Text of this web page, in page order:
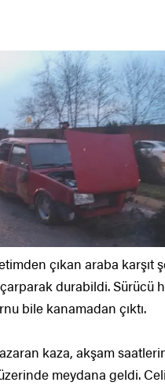
çıkan araba karşıt
durabildi. Sürücü
bile kanamadan çıktı.
kaza, akşam
meydana geldi.